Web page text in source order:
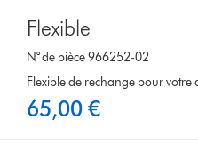
commande vous sera envoyée
plus brefs délais.
Flexible
N° de pièce 966252-02
Flexible de rechange pour
65,00 €